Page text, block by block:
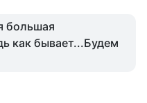
большая
как бывает...Будем